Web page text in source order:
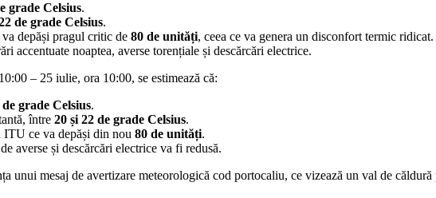
grade Celsius.
de grade Celsius.
depăși pragul critic de 80 de unități, ceea ce va genera un disconfort termic ridicat.
accentuate noaptea, averse torențiale și descărcări electrice.
– 25 iulie, ora 10:00, se estimează că:
de grade Celsius.
între 20 și 22 de grade Celsius.
ce va depăși din nou 80 de unități.
averse și descărcări electrice va fi redusă.
unui mesaj de avertizare meteorologică cod portocaliu, ce vizează un val de